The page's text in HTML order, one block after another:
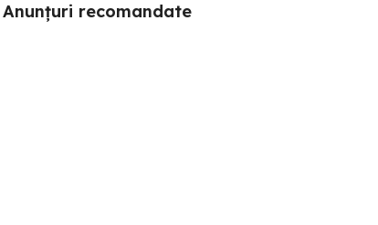
Anunțuri recomandate